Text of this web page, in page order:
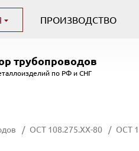
ПРОИЗВОДСТВО
трубопроводов
по РФ и СНГ
ОСТ 108.275.ХХ-80 ОСТ